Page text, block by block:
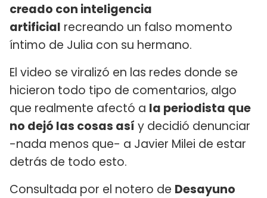
creado con inteligencia
artificial recreando un falso momento
íntimo de Julia con su hermano.
El video se viralizó en las redes donde se
hicieron todo tipo de comentarios, algo
que realmente afectó a la periodista que
no dejó las cosas así y decidió denunciar
-nada menos que- a Javier Milei de estar
detrás de todo esto.
Consultada por el notero de Desayuno